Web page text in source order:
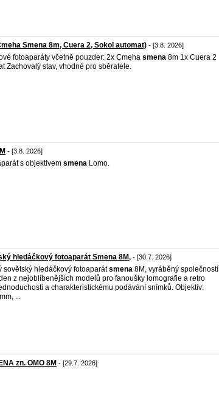
Smena 8m, Cuera 2, Sokol automat) - [3.8. 2026]
fotoaparáty včetně pouzder: 2x Cmeha smena 8m 1x Cuera 2
Zachovalý stav, vhodné pro sběratele.
- [3.8. 2026]
s objektivem smena Lomo.
hledáčkový fotoaparát Smena 8M, - [30.7. 2026]
sovětský hledáčkový fotoaparátsmena 8M, vyráběný společností
z nejoblíbenějších modelů pro fanoušky lomografie a retro
a charakteristickému podávání snímků. Objektiv:
...
zn. OMO 8M - [29.7. 2026]